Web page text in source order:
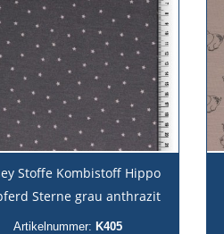
Stoffe Kombistoff Hippo
Sterne grau anthrazit
Artikelnummer: K405